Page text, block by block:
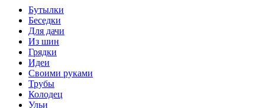
Бутылки
Беседки
Для дачи
Из шин
Грядки
Идеи
Своими руками
Трубы
Колодец
Ульи